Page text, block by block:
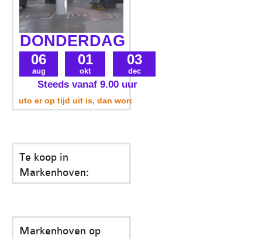
DONDERDAG
06
aug
01
okt
03
dec
Steeds vanaf 9.00 uur
er op tijd uit is, dan wordt uw parkeerplek ook
Te koop in
Markenhoven:
Markenhoven op